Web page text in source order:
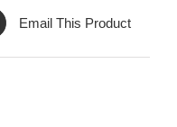
Email This Product